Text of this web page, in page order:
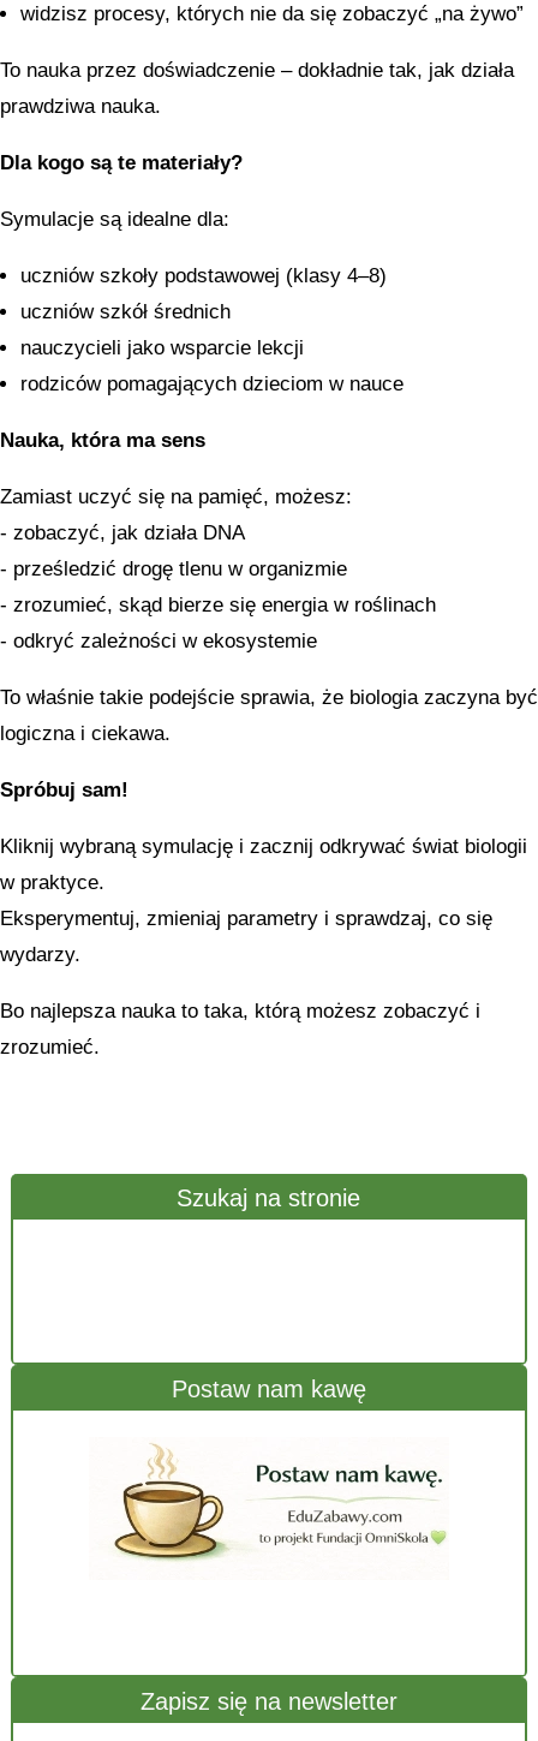
Szukaj na stronie
Postaw nam kawę
Zapisz się na newsletter
widzisz procesy, których nie da się zobaczyć „na żywo”
To nauka przez doświadczenie – dokładnie tak, jak działa
prawdziwa nauka.
Dla kogo są te materiały?
Symulacje są idealne dla:
uczniów szkoły podstawowej (klasy 4–8)
uczniów szkół średnich
nauczycieli jako wsparcie lekcji
rodziców pomagających dzieciom w nauce
Nauka, która ma sens
Zamiast uczyć się na pamięć, możesz:
- zobaczyć, jak działa DNA
- prześledzić drogę tlenu w organizmie
- zrozumieć, skąd bierze się energia w roślinach
- odkryć zależności w ekosystemie
To właśnie takie podejście sprawia, że biologia zaczyna być
logiczna i ciekawa.
Spróbuj sam!
Kliknij wybraną symulację i zacznij odkrywać świat biologii
w praktyce.
Eksperymentuj, zmieniaj parametry i sprawdzaj, co się
wydarzy.
Bo najlepsza nauka to taka, którą możesz zobaczyć i
zrozumieć.